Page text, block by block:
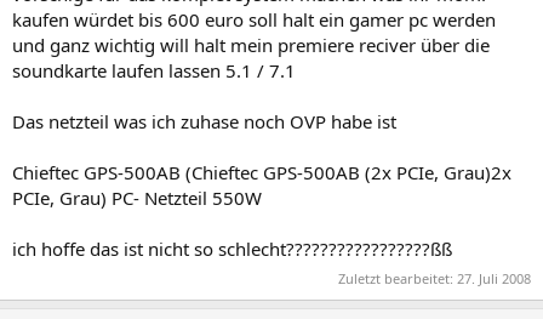
kaufen würdet bis 600 euro soll halt ein gamer pc werden
und ganz wichtig will halt mein premiere reciver über die
soundkarte laufen lassen 5.1 / 7.1
Das netzteil was ich zuhase noch OVP habe ist
Chieftec GPS-500AB (Chieftec GPS-500AB (2x PCIe, Grau)2x
PCIe, Grau) PC- Netzteil 550W
ich hoffe das ist nicht so schlecht?????????????????ßß
Zuletzt bearbeitet: 27. Juli 2008